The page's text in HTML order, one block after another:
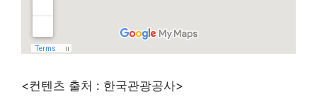
<컨텐츠 출처 : 한국관광공사>